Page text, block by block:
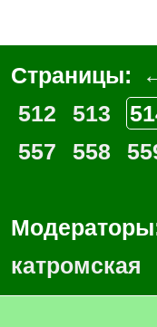
Страницы:
512
513
557
558
катромская